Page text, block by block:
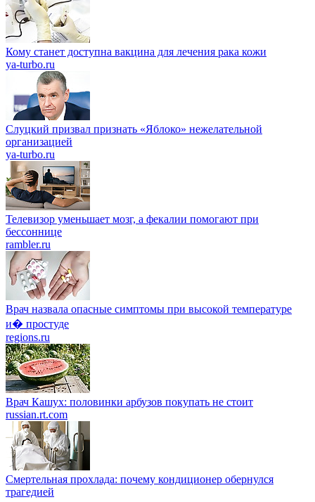
Кому станет доступна вакцина для лечения рака кожи
ya-turbo.ru
Слуцкий призвал признать «Яблоко» нежелательной
организацией
ya-turbo.ru
Телевизор уменьшает мозг, а фекалии помогают при
бессоннице
rambler.ru
Врач назвала опасные симптомы при высокой температуре
и� простуде
regions.ru
Врач Кашух: половинки арбузов покупать не стоит
russian.rt.com
Смертельная прохлада: почему кондиционер обернулся
трагедией